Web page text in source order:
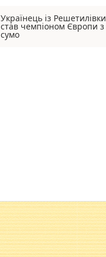
Українець із Решетилівки
став чемпіоном Європи з
сумо